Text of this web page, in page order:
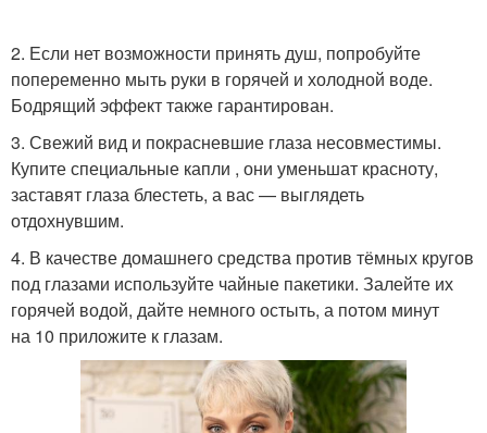
2. Если нет возможности принять душ, попробуйте
попеременно мыть руки в горячей и холодной воде.
Бодрящий эффект также гарантирован.
3. Свежий вид и покрасневшие глаза несовместимы.
Купите специальные капли , они уменьшат красноту,
заставят глаза блестеть, а вас — выглядеть
отдохнувшим.
4. В качестве домашнего средства против тёмных кругов
под глазами используйте чайные пакетики. Залейте их
горячей водой, дайте немного остыть, а потом минут
на 10 приложите к глазам.